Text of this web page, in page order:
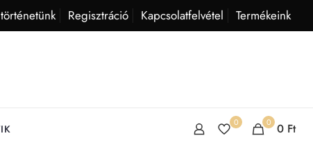
Regisztráció Kapcsolatfelvétel Termékeink
0 0 0 Ft